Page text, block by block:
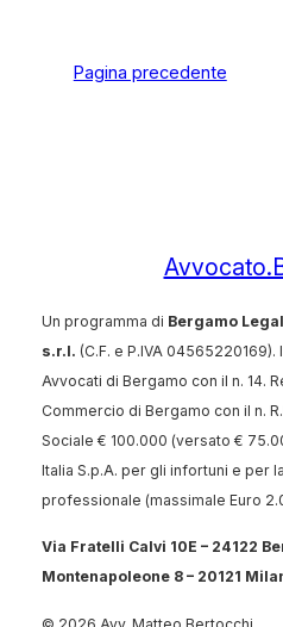
Pagina precedente
Un programma di Bergamo
s.r.l. (C.F. e P.IVA
Avvocati di Bergamo con il n. 14.
Commercio di Bergamo con il n.
Sociale € 100.000 (versato €
Italia S.p.A. per gli infortuni e per
professionale (massimale Euro
Via Fratelli Calvi 10E – 24122
Montenapoleone 8 – 20121
© 2026 Avv. Matteo Bertocchi